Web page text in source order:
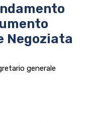
Negoziata
generale